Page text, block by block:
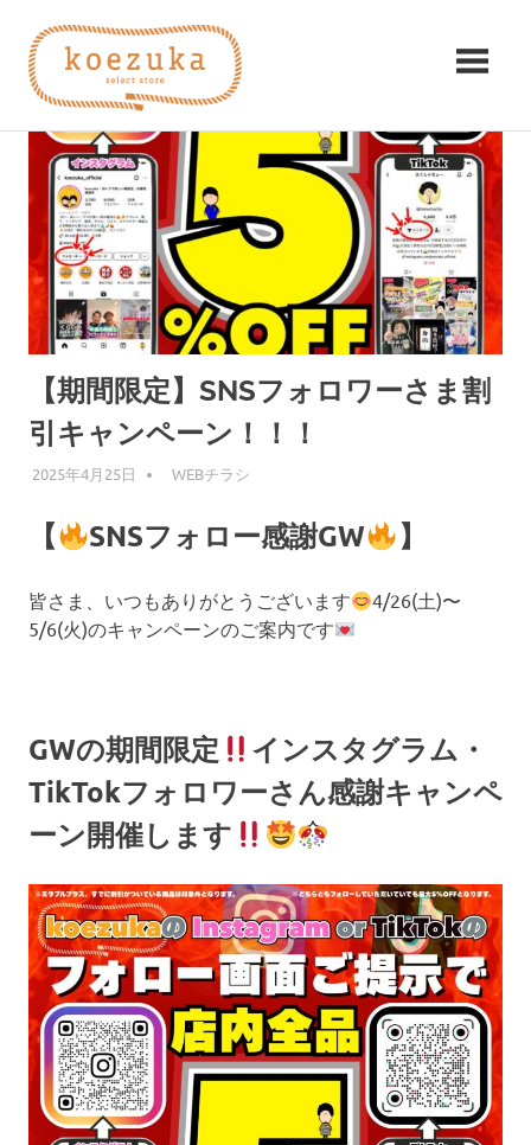
ツ
koezuka（こ
づ
か）
る
シ
ワ
セ。
【期間限定】SNSフォロワーさま割
引キャンペーン！！！
2025年4月25日 編集者
WEBチラシ
【 SNSフォロー感謝GW 】
皆さま、いつもありがとうございます
4/26(土)〜
5/6(火)のキャンペーンのご案内です
GWの期間限定
インスタグラム・
TikTokフォロワーさん感謝キャンペ
ーン開催します